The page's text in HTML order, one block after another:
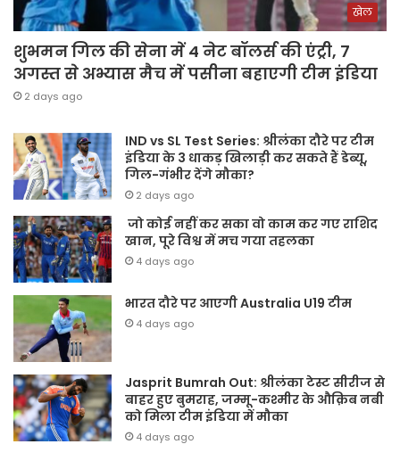
खेल
शुभमन गिल की सेना में 4 नेट बॉलर्स की एंट्री, 7
अगस्त से अभ्यास मैच में पसीना बहाएगी टीम इंडिया
2 days ago
IND vs SL Test Series: श्रीलंका दौरे पर टीम
इंडिया के 3 धाकड़ खिलाड़ी कर सकते हैं डेब्यू,
गिल-गंभीर देंगे मौका?
2 days ago
जो कोई नहीं कर सका वो काम कर गए राशिद
खान, पूरे विश्व में मच गया तहलका
4 days ago
भारत दौरे पर आएगी Australia U19 टीम
4 days ago
Jasprit Bumrah Out: श्रीलंका टेस्ट सीरीज से
बाहर हुए बुमराह, जम्मू-कश्मीर के औक़िब नबी
को मिला टीम इंडिया में मौका
4 days ago